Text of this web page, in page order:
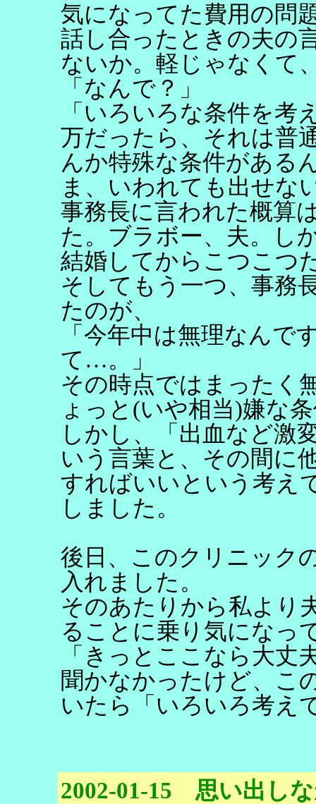
気になってた費用の問
話し合ったときの夫の
ないか。軽じゃなくて
「なんで？」
「いろいろな条件を考
万だったら、それは普
んか特殊な条件がある
ま、いわれても出せな
事務長に言われた概算
た。ブラボー、夫。し
結婚してからこつこつ
そしてもう一つ、事務
たのが、
「今年中は無理なんで
て…。」
その時点ではまったく
ょっと(いや相当)嫌な
しかし、「出血など激
いう言葉と、その間に
すればいいという考え
しました。
後日、このクリニック
入れました。
そのあたりから私より
ることに乗り気になっ
「きっとここなら大丈
聞かなかったけど、こ
いたら「いろいろ考え
2002-01-15 思い出し